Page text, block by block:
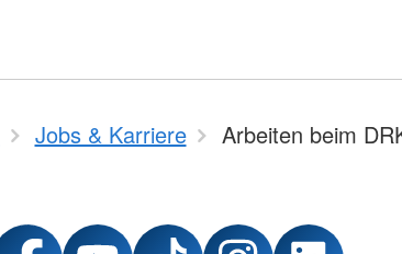
Jobs & Karriere Arbeiten beim